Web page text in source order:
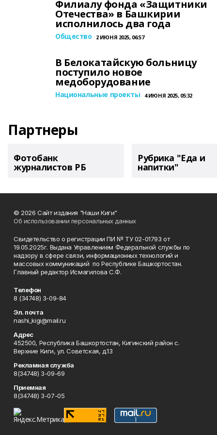
Филиалу фонда «Защитники
Отечества» в Башкирии
исполнилось два года
Общество 2 ИЮНЯ 2025, 06:57
В Белокатайскую больницу
поступило новое
медоборудование
Национальные проекты 4 ИЮНЯ 2025, 05:32
Партнеры
Фотобанк
журналистов РБ
Рубрика "Еда и
напитки"
© 2026 Сайт издания "Наши Киги"
Об использовании персональных данных
Свидетельство о регистрации ПИ № ТУ 02-01793 от
19.05.2025г. Выдана Управлением Федеральной службы по
надзору в сфере связи, информационных технологий и
массовых коммуникаций по Республике Башкортостан.
Главный редактор Исмагилова С.Ф.
Телефон
8 (34748) 3-09-84
Эл. почта
nashi_kigi@mail.ru
Адрес
452500, Республика Башкортостан, Кигинский район с.
Верхние Киги, ул. Советская, д.13
Рекламная служба
8(34748) 3-09-69
Приемная
8(34748) 3-07-05